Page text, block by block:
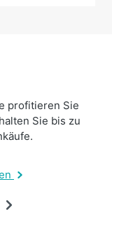
profitieren Sie
Sie bis zu